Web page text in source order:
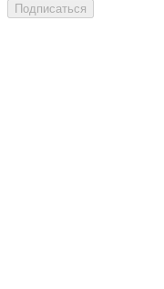
Подписаться